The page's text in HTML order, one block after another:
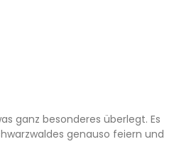
ganz besonderes überlegt. Es
genauso feiern und